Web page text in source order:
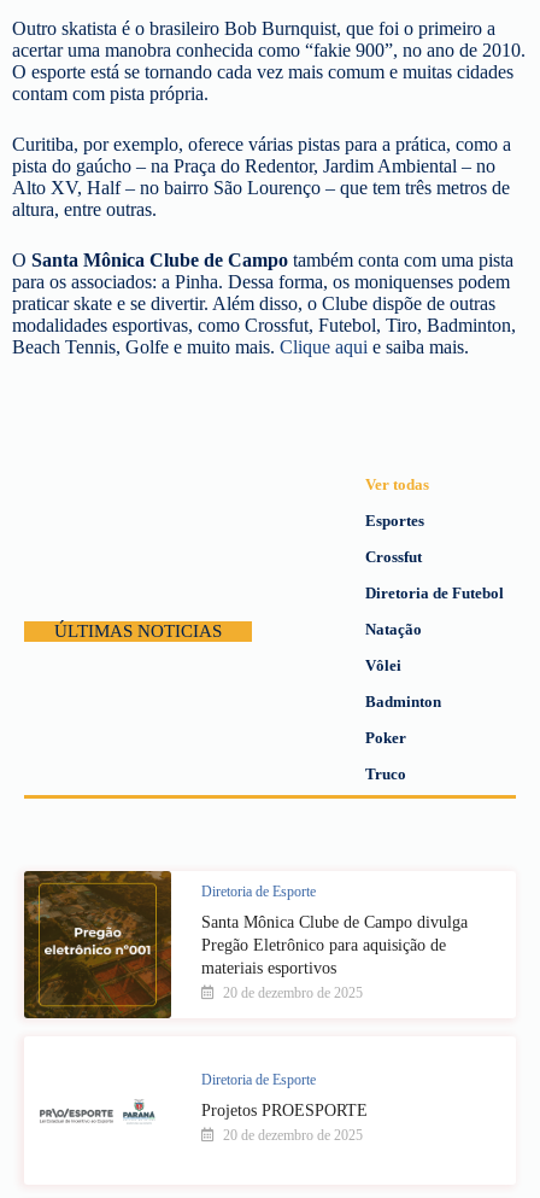
Outro skatista é o brasileiro Bob Burnquist, que foi o primeiro a
acertar uma manobra conhecida como “fakie 900”, no ano de 2010.
O esporte está se tornando cada vez mais comum e muitas cidades
contam com pista própria.
Curitiba, por exemplo, oferece várias pistas para a prática, como a
pista do gaúcho – na Praça do Redentor, Jardim Ambiental – no
Alto XV, Half – no bairro São Lourenço – que tem três metros de
altura, entre outras.
O Santa Mônica Clube de Campo também conta com uma pista
para os associados: a Pinha. Dessa forma, os moniquenses podem
praticar skate e se divertir. Além disso, o Clube dispõe de outras
modalidades esportivas, como Crossfut, Futebol, Tiro, Badminton,
Beach Tennis, Golfe e muito mais. Clique aqui e saiba mais.
ÚLTIMAS NOTICIAS
Ver todas
Esportes
Crossfut
Diretoria de Futebol
Natação
Vôlei
Badminton
Poker
Truco
Diretoria de Esporte
Santa Mônica Clube de Campo divulga
Pregão Eletrônico para aquisição de
materiais esportivos
20 de dezembro de 2025
Diretoria de Esporte
Projetos PROESPORTE
20 de dezembro de 2025